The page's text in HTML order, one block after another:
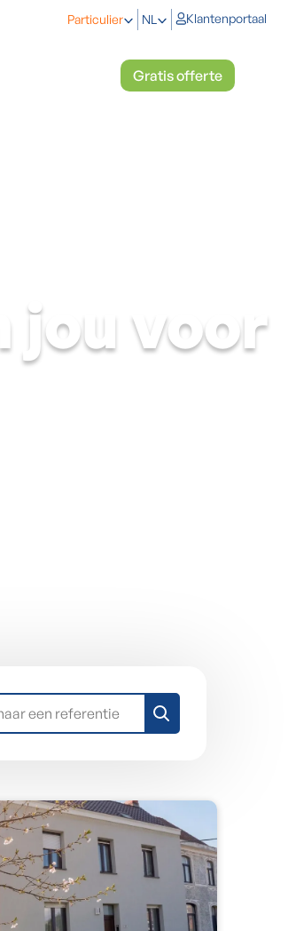
Particulier NL Klantenportaal
Gratis offerte
jou voor